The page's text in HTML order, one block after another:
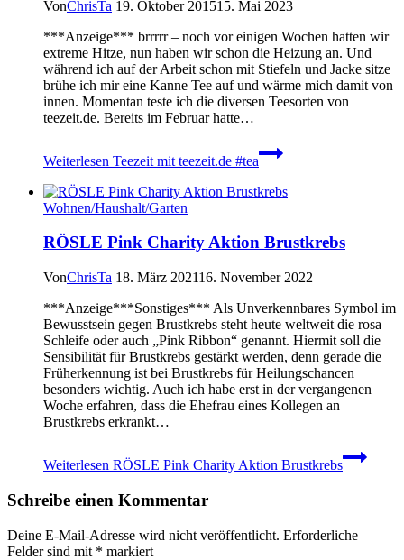
VonChrisTa 19. Oktober 201515. Mai 2023
***Anzeige*** brrrrr – noch vor einigen Wochen hatten wir
extreme Hitze, nun haben wir schon die Heizung an. Und
während ich auf der Arbeit schon mit Stiefeln und Jacke sitze
brühe ich mir eine Kanne Tee auf und wärme mich damit von
innen. Momentan teste ich die diversen Teesorten von
teezeit.de. Bereits im Februar hatte…
Weiterlesen Teezeit mit teezeit.de #tea
Wohnen/Haushalt/Garten
RÖSLE Pink Charity Aktion Brustkrebs
VonChrisTa 18. März 202116. November 2022
***Anzeige***Sonstiges*** Als Unverkennbares Symbol im
Bewusstsein gegen Brustkrebs steht heute weltweit die rosa
Schleife oder auch „Pink Ribbon“ genannt. Hiermit soll die
Sensibilität für Brustkrebs gestärkt werden, denn gerade die
Früherkennung ist bei Brustkrebs für Heilungschancen
besonders wichtig. Auch ich habe erst in der vergangenen
Woche erfahren, dass die Ehefrau eines Kollegen an
Brustkrebs erkrankt…
Weiterlesen RÖSLE Pink Charity Aktion Brustkrebs
Schreibe einen Kommentar
Deine E-Mail-Adresse wird nicht veröffentlicht. Erforderliche
Felder sind mit * markiert